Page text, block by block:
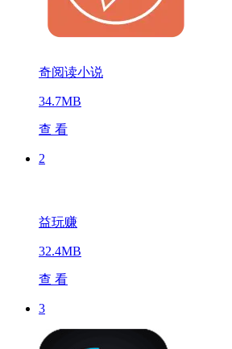
奇阅读小说
34.7MB
查 看
2
益玩赚
32.4MB
查 看
3